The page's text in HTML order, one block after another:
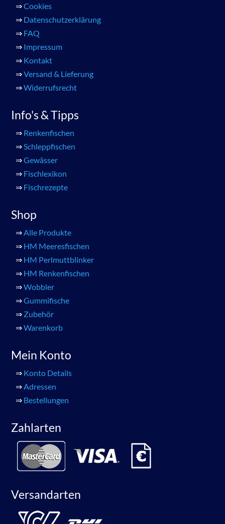
⇒Cookies
⇒ Datenschutzerklärung
⇒ FAQ
⇒ Impressum
⇒ Kontakt
⇒Versand & Lieferung
⇒Widerrufsrecht
Info's & Tipps
⇒ Renkenfischen
⇒Schleppfischen
⇒Gewässer
⇒ Fischlexikon
⇒ Fischrezepte
Shop
⇒Alle Produkte
⇒ HM Meeresfischen
⇒ HM Perlmuttblinker
⇒ HM Renkenfischen
⇒Wobbler
⇒Gummifische
⇒ Zubehör
⇒Warenkorb
Mein Konto
⇒ Konto Details
⇒Adressen
⇒ Bestellungen
Zahlarten
Versandarten